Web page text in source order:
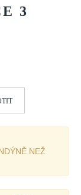
3
NEŽ